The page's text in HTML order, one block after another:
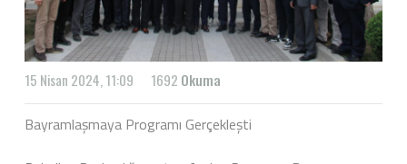
15 Nisan 2024, 11:09 1692 Okuma
Bayramlaşmaya Programı Gerçekleşti